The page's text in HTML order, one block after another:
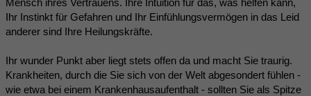
Ihr Instinkt für Gefahren und Ihr Einfühlungsvermögen in das Leid
anderer sind Ihre Heilungskräfte.
Ihr wunder Punkt aber liegt stets offen da und macht Sie traurig.
Krankheiten, durch die Sie sich von der Welt abgesondert fühlen -
wie etwa bei einem Krankenhausaufenthalt - sollten Sie als Spitze